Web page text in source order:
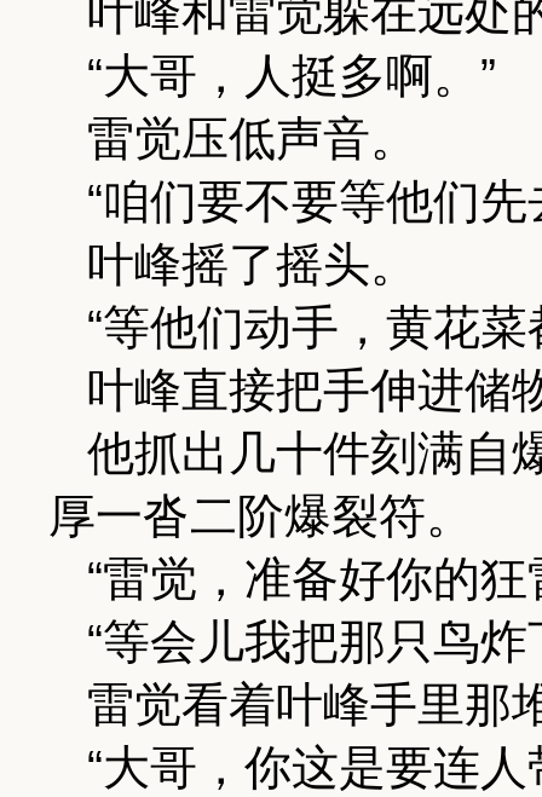
叶峰和雷觉躲在远处
“大哥，人挺多啊。”
雷觉压低声音。
“咱们要不要等他们
叶峰摇了摇头。
“等他们动手，黄花菜
叶峰直接把手伸进储
他抓出几十件刻满自
厚一沓二阶爆裂符。
“雷觉，准备好你的狂
“等会儿我把那只鸟
雷觉看着叶峰手里那
“大哥，你这是要连